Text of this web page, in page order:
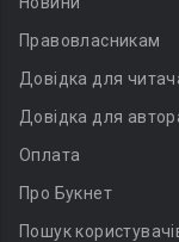
Правовласникам
Довідка для
Довідка для
Оплата
Про Букнет
Пошук